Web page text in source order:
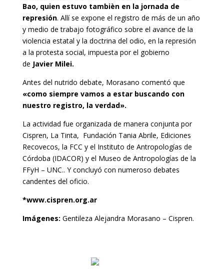
Bao, quien estuvo tambièn en la jornada de
represión. Allí se expone el registro de más de un año
y medio de trabajo fotográfico sobre el avance de la
violencia estatal y la doctrina del odio, en la represión
a la protesta social, impuesta por el gobierno
de Javier Milei.
Antes del nutrido debate, Morasano comentó que
«como siempre vamos a estar buscando con
nuestro registro, la verdad».
La actividad fue organizada de manera conjunta por
Cispren, La Tinta, Fundación Tania Abrile, Ediciones
Recovecos, la FCC y el Instituto de Antropologías de
Córdoba (IDACOR) y el Museo de Antropologías de la
FFyH – UNC.. Y concluyó con numeroso debates
candentes del oficio.
*www.cispren.org.ar
Imágenes: Gentileza Alejandra Morasano – Cispren.